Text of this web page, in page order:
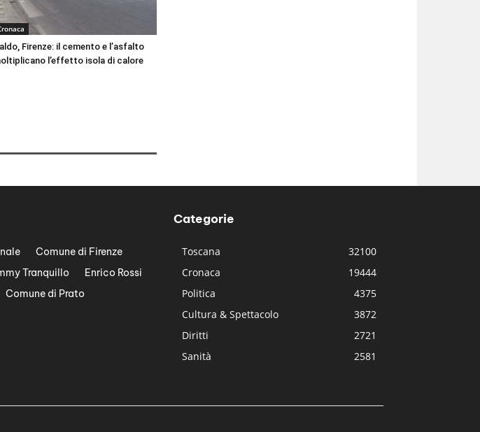
Firenze: il cemento e l’asfalto
l’effetto isola di calore
Comune di Firenze
Tranquillo
Enrico Rossi
Comune di Prato
Categorie
Toscana
32100
Cronaca
19444
Politica
4375
Cultura & Spettacolo
3872
Diritti
2721
Sanità
2581